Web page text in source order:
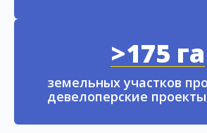
>175 га
земельных участков
девелоперские